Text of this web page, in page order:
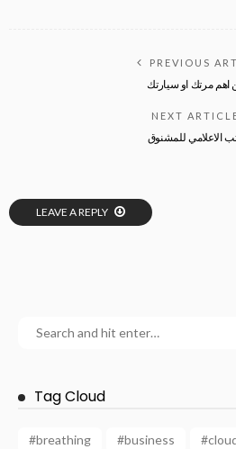
PREVIOUS
NEXT
الاعلامي للمشنوق
LEAVE A REPLY
Tag Cloud
#breathing #business